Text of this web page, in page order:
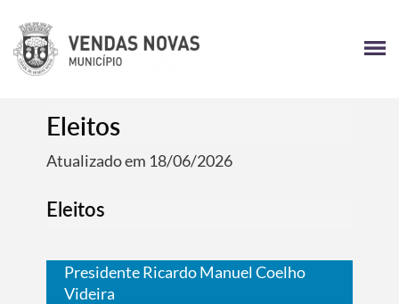
Eleitos
Atualizado em 18/06/2026
Eleitos
Presidente Ricardo Manuel Coelho
Videira